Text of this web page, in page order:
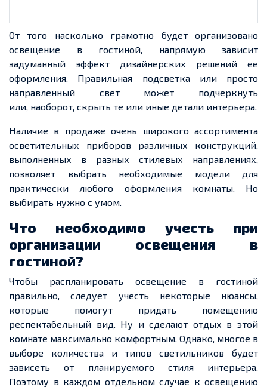
От того насколько грамотно будет организовано
освещение в гостиной, напрямую зависит
задуманный эффект дизайнерских решений ее
оформления. Правильная подсветка или просто
направленный свет может подчеркнуть
или, наоборот, скрыть те или иные детали интерьера.
Наличие в продаже очень широкого ассортимента
осветительных приборов различных конструкций,
выполненных в разных стилевых направлениях,
позволяет выбрать необходимые модели для
практически любого оформления комнаты. Но
выбирать нужно с умом.
Что необходимо учесть при
организации освещения в
гостиной?
Чтобы распланировать освещение в гостиной
правильно, следует учесть некоторые нюансы,
которые помогут придать помещению
респектабельный вид. Ну и сделают отдых в этой
комнате максимально комфортным. Однако, многое в
выборе количества и типов светильников будет
зависеть от планируемого стиля интерьера.
Поэтому в каждом отдельном случае к освещению